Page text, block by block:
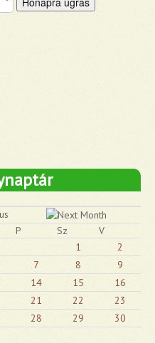
P Sz
V
1
2
7 8
9
14 15
16
21 22
23
28 29
30